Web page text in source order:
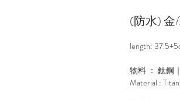
(防水) 金/
length:
物料 ： 鈦鋼
Material :